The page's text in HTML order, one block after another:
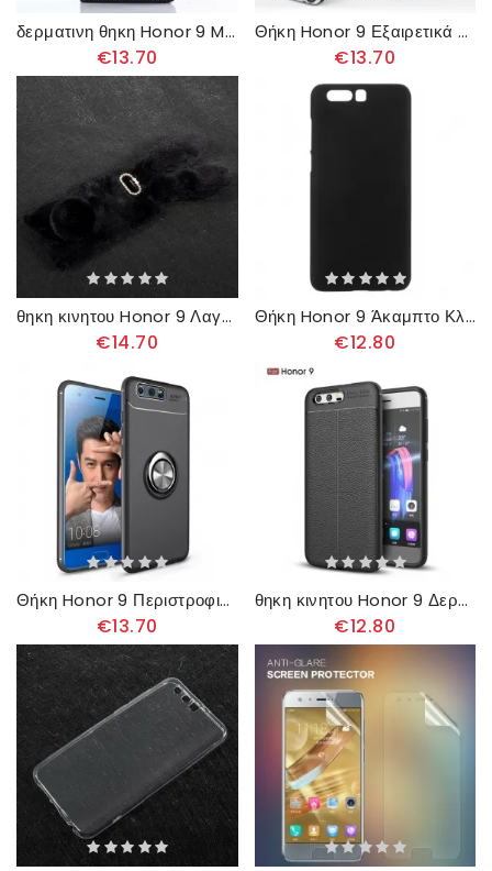
δερματινη θηκη Honor 9 Muxma Fabric And Leather Effect
€13.70
Θήκη Honor 9 Εξαιρετικά Ανθεκτικό
€13.70
θηκη κινητου Honor 9 Λαγουδάκι Και Διαμάντι
€14.70
Θήκη Honor 9 Άκαμπτο Κλασικό
€12.80
Θήκη Honor 9 Περιστροφικός Δακτύλιος
€13.70
θηκη κινητου Honor 9 Δερμάτινο Εφέ Litchi Διπλής Γραμμής
€12.80